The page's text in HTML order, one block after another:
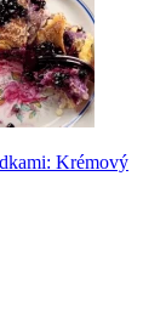
Krémový